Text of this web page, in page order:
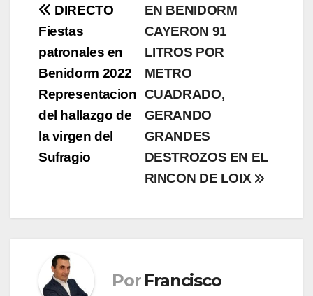
Navegación
de
entradas
EN BENIDORM
CAYERON 91
LITROS POR
METRO
CUADRADO,
GERANDO
GRANDES
DESTROZOS EN EL
RINCON DE LOIX
DIRECTO
Fiestas
patronales en
Benidorm 2022
Representacion
del hallazgo de
la virgen del
Sufragio
Por Francisco